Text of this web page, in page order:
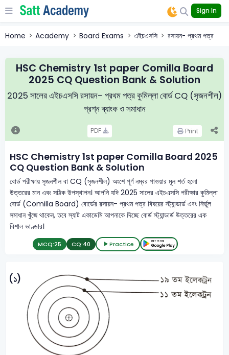
Sign In
Home Academy Board Exams এইচএসসি রসায়ন- প্রথম পত্র
HSC Chemistry 1st paper Comilla Board
2025 CQ Question Bank & Solution
2025 সালের এইচএসসি রসায়ন- প্রথম পত্র কুমিল্লা বোর্ড CQ (সৃজনশীল)
প্রশ্ন ব্যাংক ও সমাধান
PDF Print
HSC Chemistry 1st paper Comilla Board 2025
CQ Question Bank & Solution
বোর্ড পরীক্ষায় সৃজনশীল বা CQ (সৃজনশীল) অংশে পূর্ণ নম্বর পাওয়ার মূল শর্ত হলো
উত্তরের মান এবং সঠিক উপস্থাপন। আপনি যদি 2025 সালের এইচএসসি পরীক্ষার কুমিল্লা
বোর্ড (Comilla Board) বোর্ডের রসায়ন- প্রথম পত্র বিষয়ের স্ট্যান্ডার্ড এবং নির্ভুল
সমাধান খুঁজে থাকেন, তবে স্যাট একাডেমি আপনাকে দিচ্ছে বোর্ড স্ট্যান্ডার্ড উত্তরের এক
বিশাল ভাণ্ডার।
MCQ:25 CQ:40 Practice
(১)